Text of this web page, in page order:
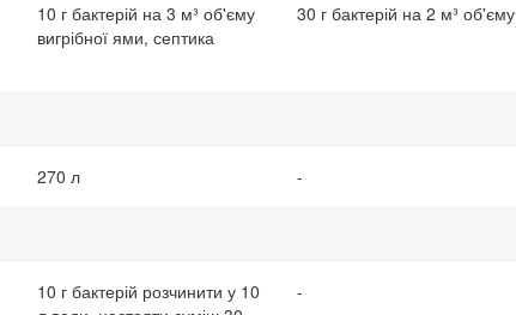
10 г бактерій на 3 м³ об'єму
вигрібної ями, септика
30 г бактерій на 2 м³ об'єму
270 л -
10 г бактерій розчинити у 10
-